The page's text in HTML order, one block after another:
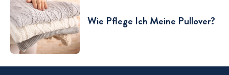
Wie Pflege Ich Meine Pullover?